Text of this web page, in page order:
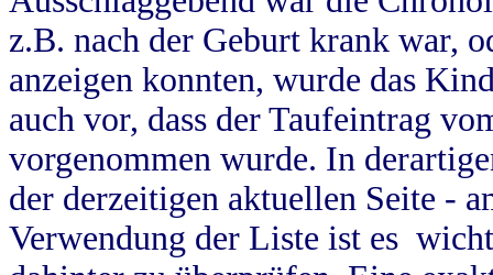
z.B. nach der Geburt krank war,
anzeigen konnten, wurde das
auch vor, dass der Taufeintrag
vorgenommen wurde. In
der derzeitigen aktuellen Seite -
Verwendung der Liste ist es